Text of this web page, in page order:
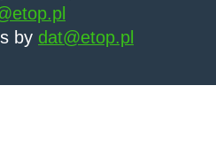
by dat@etop.pl